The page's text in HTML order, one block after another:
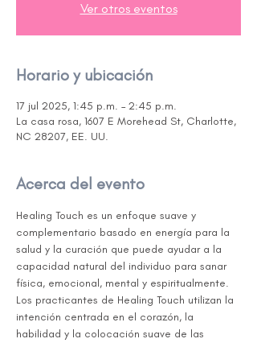
Ver otros eventos
Horario y ubicación
17 jul 2025, 1:45 p.m. – 2:45 p.m.
La casa rosa, 1607 E Morehead St, Charlotte,
NC 28207, EE. UU.
Acerca del evento
Healing Touch es un enfoque suave y
complementario basado en energía para la
salud y la curación que puede ayudar a la
capacidad natural del individuo para sanar
física, emocional, mental y espiritualmente.
Los practicantes de Healing Touch utilizan la
intención centrada en el corazón, la
habilidad y la colocación suave de las